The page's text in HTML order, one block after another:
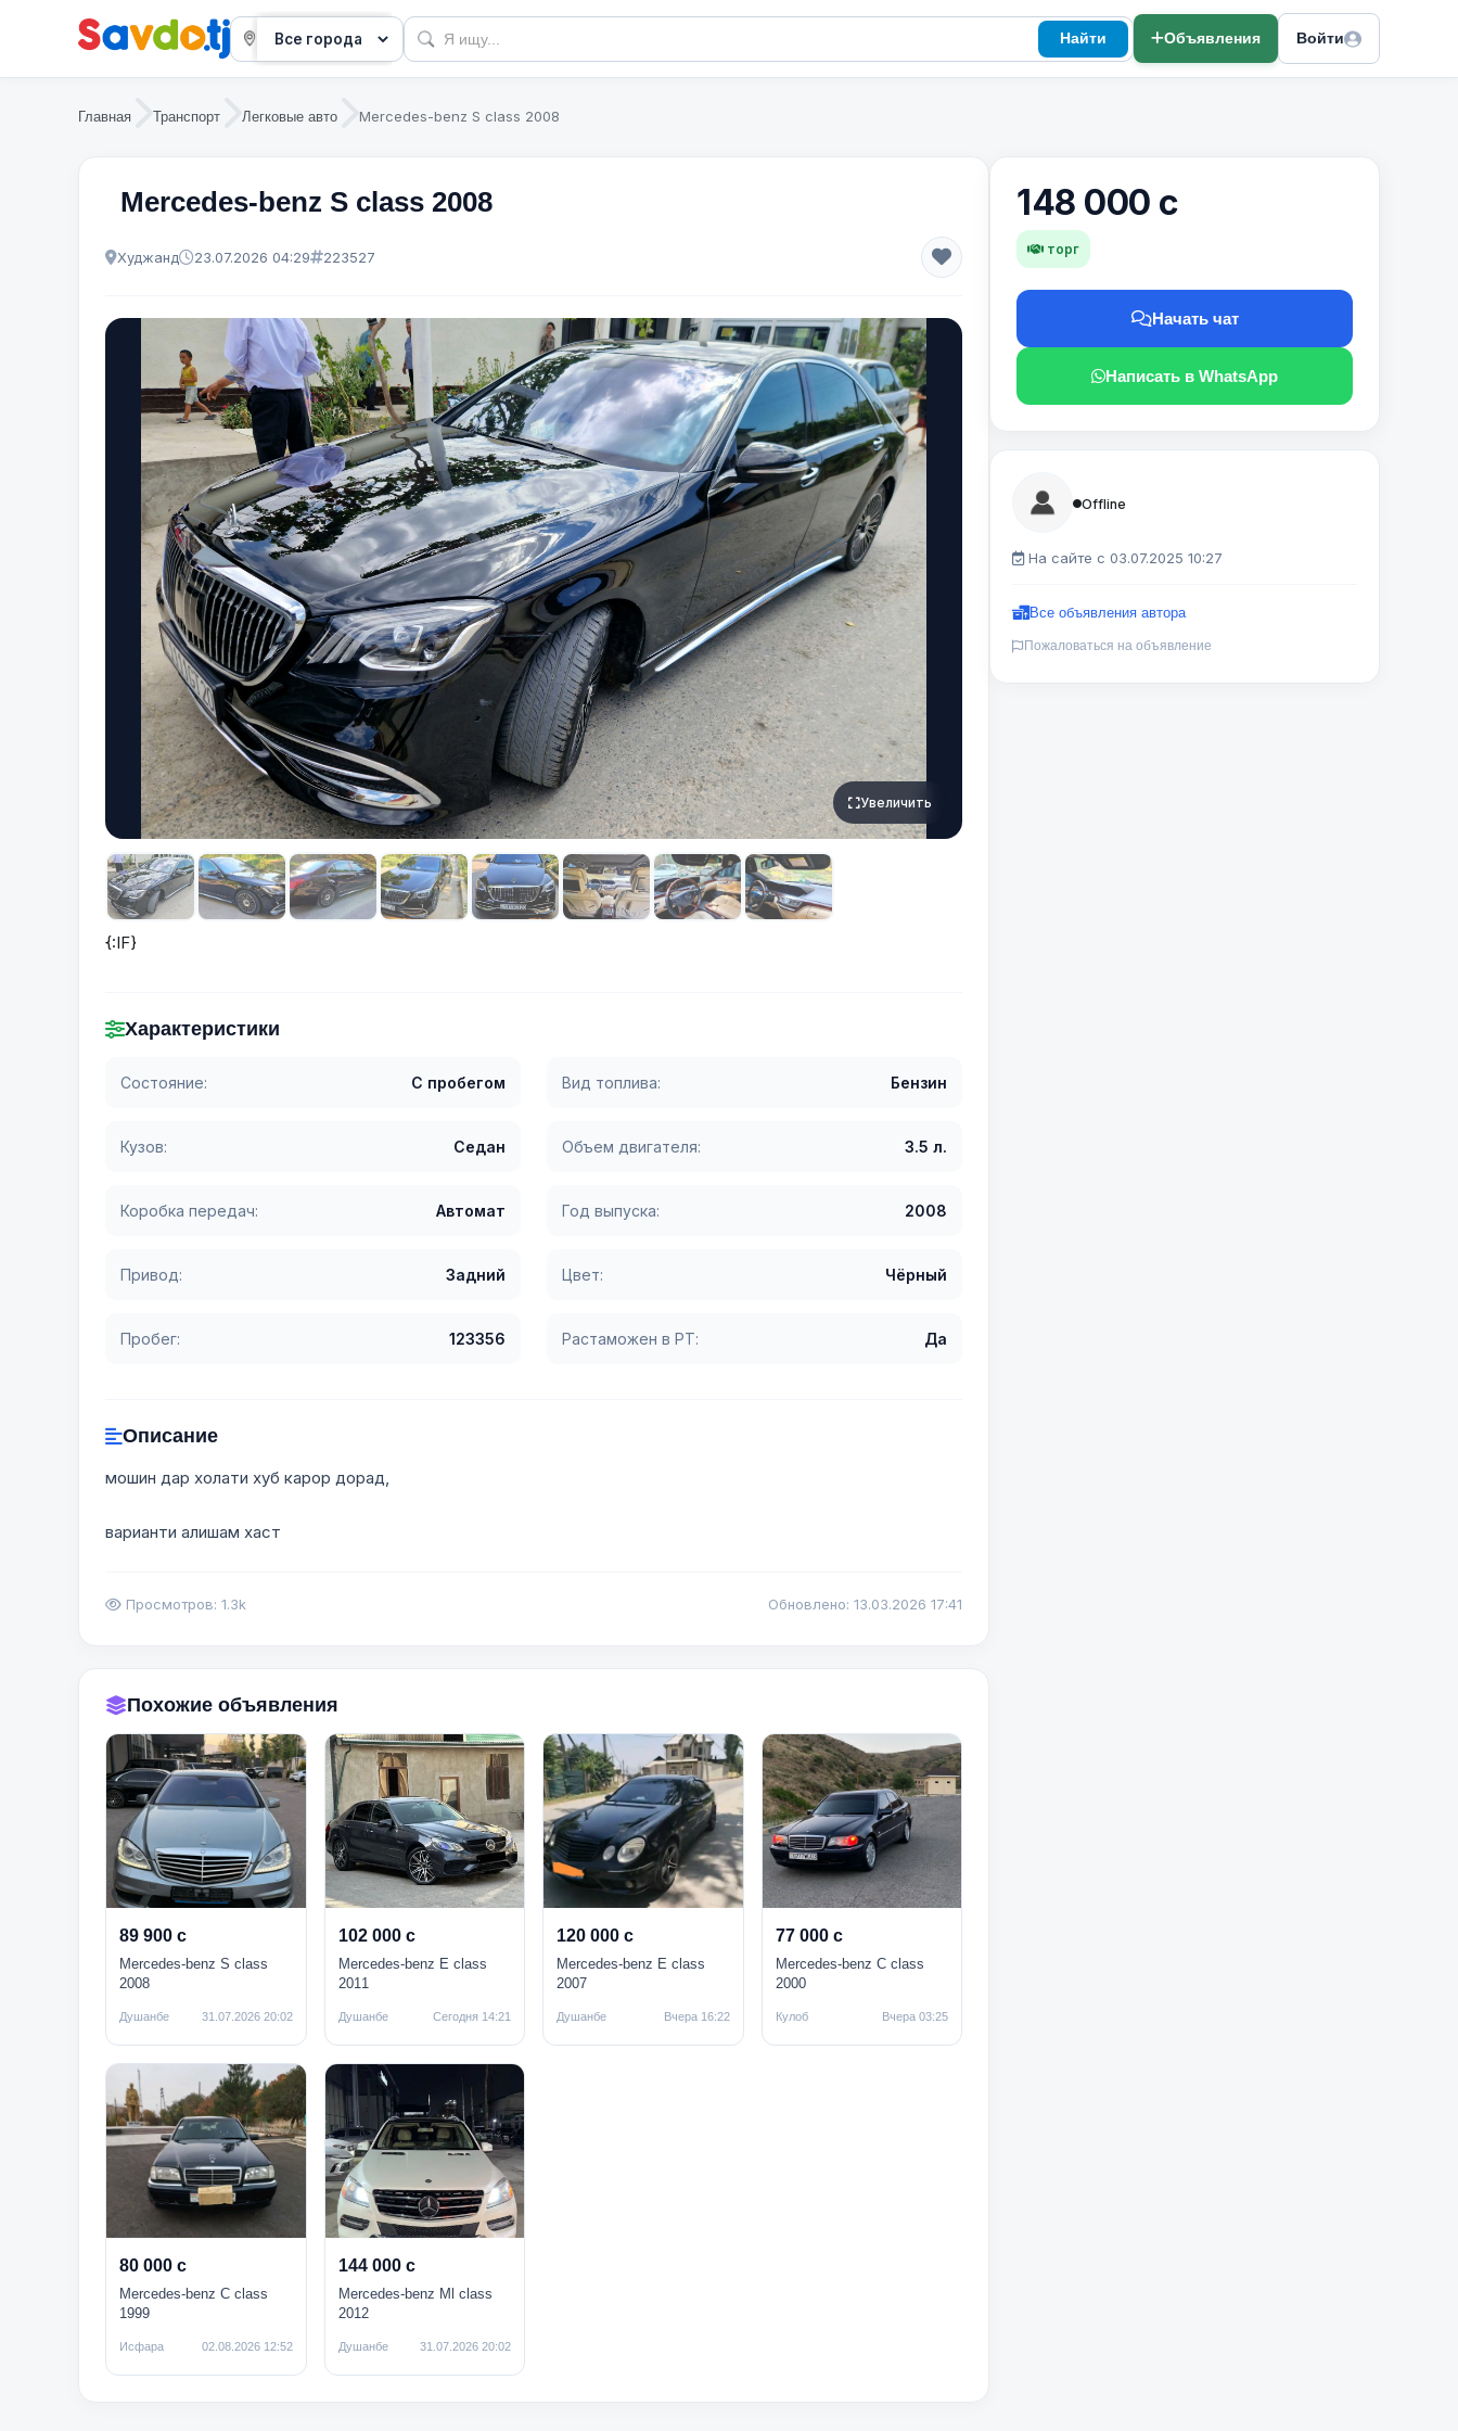
Найти Объявления Войти
Главная Транспорт Легковые авто Mercedes-benz S class 2008
Mercedes-benz S class 2008
Худжанд 23.07.2026 04:29 223527
Увеличить
{:IF}
Характеристики
Состояние: С пробегом Вид топлива: Бензин
Кузов: Седан Объем двигателя: 3.5 л.
Коробка передач: Автомат Год выпуска: 2008
Привод: Задний Цвет: Чёрный
Пробег: 123356 Растаможен в РТ: Да
Описание
мошин дар холати хуб карор дорад,
варианти алишам хаст
Просмотров: 1.3k Обновлено: 13.03.2026 17:41
Похожие объявления
89 900 с
Mercedes-benz S class
2008
Душанбе 31.07.2026 20:02
102 000 с
Mercedes-benz E class
2011
Душанбе Сегодня 14:21
120 000 с
Mercedes-benz E class
2007
Душанбе Вчера 16:22
77 000 с
Mercedes-benz C class
2000
Кулоб Вчера 03:25
80 000 с
Mercedes-benz C class
1999
Исфара 02.08.2026 12:52
144 000 с
Mercedes-benz Ml class
2012
Душанбе 31.07.2026 20:02
148 000 с
торг
Начать чат
Написать в WhatsApp
Offline
На сайте с 03.07.2025 10:27
Все объявления автора
Пожаловаться на объявление